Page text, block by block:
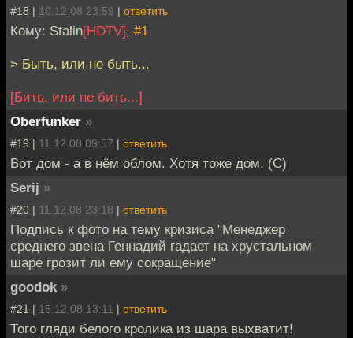
#18 | 10.12.08 23:59 | ответить
Кому: Stalin[HDTV], #1
> Быть, или не быть...
[Бить, или не бить...]
Oberfunker »
#19 | 11.12.08 09:57 | ответить
Вот дом - а в нём облом. Хотя тоже дом. (С)
Serij »
#20 | 11.12.08 23:18 | ответить
Подпись к фото на тему кризиса "Менеджер
среднего звена Геннадий гадает на хрустальном
шаре грозит ли ему сокращение"
goodok »
#21 | 15.12.08 13:11 | ответить
Того гляди белого кролика из шара выхватит!